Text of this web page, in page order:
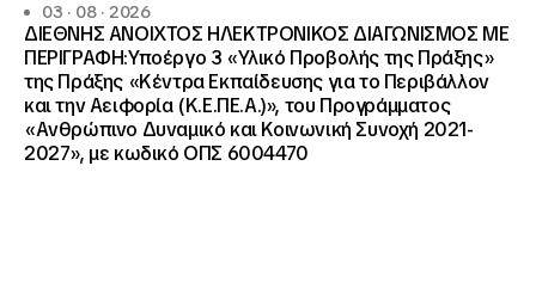
03 · 08 · 2026
ΔΙΕΘΝΗΣ ΑΝΟΙΧΤΟΣ ΗΛΕΚΤΡΟΝΙΚΟΣ ΔΙΑΓΩΝΙΣΜΟΣ ΜΕ
ΠΕΡΙΓΡΑΦΗ:Υποέργο 3 «Υλικό Προβολής της Πράξης»
της Πράξης «Κέντρα Εκπαίδευσης για το Περιβάλλον
και την Αειφορία (Κ.Ε.ΠΕ.Α.)», του Προγράμματος
«Ανθρώπινο Δυναμικό και Κοινωνική Συνοχή 2021-
2027», με κωδικό ΟΠΣ 6004470